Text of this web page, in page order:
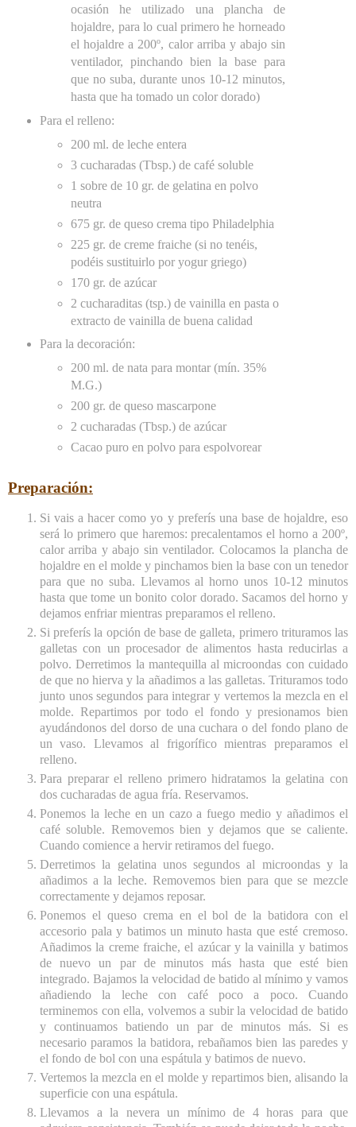
ocasión he utilizado una plancha de
hojaldre, para lo cual primero he horneado
el hojaldre a 200º, calor arriba y abajo sin
ventilador, pinchando bien la base para
que no suba, durante unos 10-12 minutos,
hasta que ha tomado un color dorado)
Para el relleno:
200 ml. de leche entera
3 cucharadas (Tbsp.) de café soluble
1 sobre de 10 gr. de gelatina en polvo
neutra
675 gr. de queso crema tipo Philadelphia
225 gr. de creme fraiche (si no tenéis,
podéis sustituirlo por yogur griego)
170 gr. de azúcar
2 cucharaditas (tsp.) de vainilla en pasta o
extracto de vainilla de buena calidad
Para la decoración:
200 ml. de nata para montar (mín. 35%
M.G.)
200 gr. de queso mascarpone
2 cucharadas (Tbsp.) de azúcar
Cacao puro en polvo para espolvorear
Preparación:
Si vais a hacer como yo y preferís una base de hojaldre, eso
será lo primero que haremos: precalentamos el horno a 200º,
calor arriba y abajo sin ventilador. Colocamos la plancha de
hojaldre en el molde y pinchamos bien la base con un tenedor
para que no suba. Llevamos al horno unos 10-12 minutos
hasta que tome un bonito color dorado. Sacamos del horno y
dejamos enfriar mientras preparamos el relleno.
Si preferís la opción de base de galleta, primero trituramos las
galletas con un procesador de alimentos hasta reducirlas a
polvo. Derretimos la mantequilla al microondas con cuidado
de que no hierva y la añadimos a las galletas. Trituramos todo
junto unos segundos para integrar y vertemos la mezcla en el
molde. Repartimos por todo el fondo y presionamos bien
ayudándonos del dorso de una cuchara o del fondo plano de
un vaso. Llevamos al frigorífico mientras preparamos el
relleno.
Para preparar el relleno primero hidratamos la gelatina con
dos cucharadas de agua fría. Reservamos.
Ponemos la leche en un cazo a fuego medio y añadimos el
café soluble. Removemos bien y dejamos que se caliente.
Cuando comience a hervir retiramos del fuego.
Derretimos la gelatina unos segundos al microondas y la
añadimos a la leche. Removemos bien para que se mezcle
correctamente y dejamos reposar.
Ponemos el queso crema en el bol de la batidora con el
accesorio pala y batimos un minuto hasta que esté cremoso.
Añadimos la creme fraiche, el azúcar y la vainilla y batimos
de nuevo un par de minutos más hasta que esté bien
integrado. Bajamos la velocidad de batido al mínimo y vamos
añadiendo la leche con café poco a poco. Cuando
terminemos con ella, volvemos a subir la velocidad de batido
y continuamos batiendo un par de minutos más. Si es
necesario paramos la batidora, rebañamos bien las paredes y
el fondo de bol con una espátula y batimos de nuevo.
Vertemos la mezcla en el molde y repartimos bien, alisando la
superficie con una espátula.
Llevamos a la nevera un mínimo de 4 horas para que